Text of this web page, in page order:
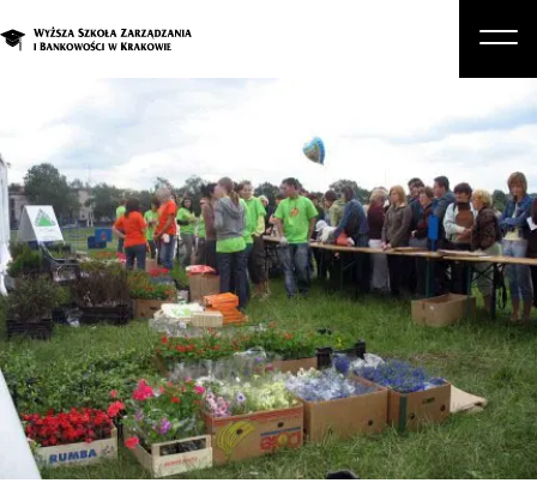
O nas
Studia
Studia podyplomowe i kursy
Kandydat
Student
Biznes
Zapisz się na studia